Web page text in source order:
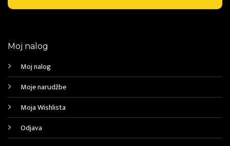
Moj nalog
Moj nalog
Moje narudžbe
Moja Wishlista
Odjava